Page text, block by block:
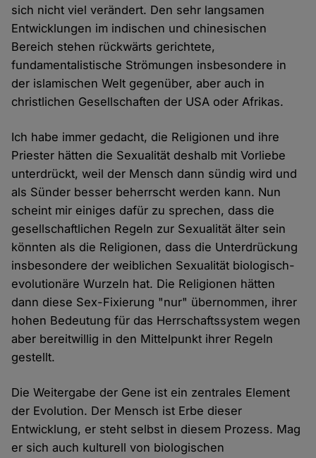
sich nicht viel verändert. Den sehr langsamen
Entwicklungen im indischen und chinesischen
Bereich stehen rückwärts gerichtete,
fundamentalistische Strömungen insbesondere in
der islamischen Welt gegenüber, aber auch in
christlichen Gesellschaften der USA oder Afrikas.
Ich habe immer gedacht, die Religionen und ihre
Priester hätten die Sexualität deshalb mit Vorliebe
unterdrückt, weil der Mensch dann sündig wird und
als Sünder besser beherrscht werden kann. Nun
scheint mir einiges dafür zu sprechen, dass die
gesellschaftlichen Regeln zur Sexualität älter sein
könnten als die Religionen, dass die Unterdrückung
insbesondere der weiblichen Sexualität biologisch-
evolutionäre Wurzeln hat. Die Religionen hätten
dann diese Sex-Fixierung "nur" übernommen, ihrer
hohen Bedeutung für das Herrschaftssystem wegen
aber bereitwillig in den Mittelpunkt ihrer Regeln
gestellt.
Die Weitergabe der Gene ist ein zentrales Element
der Evolution. Der Mensch ist Erbe dieser
Entwicklung, er steht selbst in diesem Prozess. Mag
er sich auch kulturell von biologischen